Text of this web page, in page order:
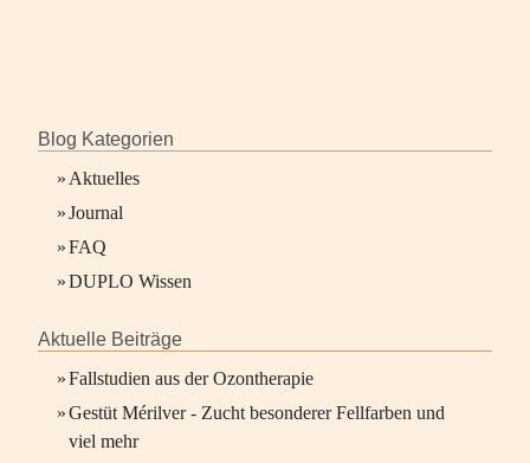
Blog Kategorien
» Aktuelles
»Journal
»FAQ
»DUPLO Wissen
Aktuelle Beiträge
»Fallstudien aus der Ozontherapie
»Gestüt Mérilver - Zucht besonderer Fellfarben und
viel mehr